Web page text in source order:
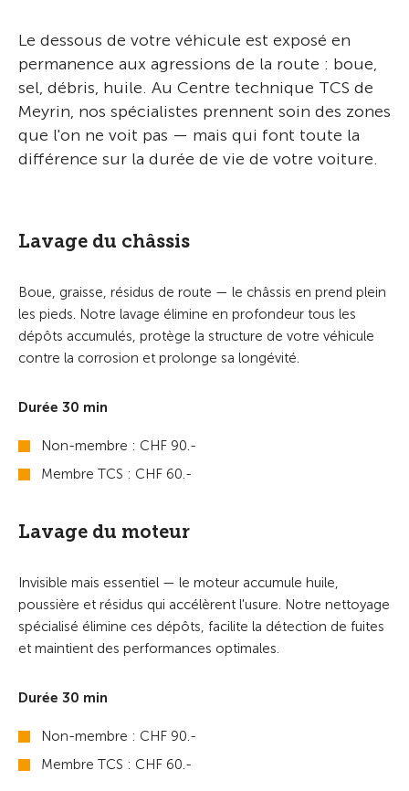
Le dessous de votre véhicule est exposé en
permanence aux agressions de la route : boue,
sel, débris, huile. Au Centre technique TCS de
Meyrin, nos spécialistes prennent soin des zones
que l'on ne voit pas — mais qui font toute la
différence sur la durée de vie de votre voiture.
Lavage du châssis
Boue, graisse, résidus de route — le châssis en prend plein
les pieds. Notre lavage élimine en profondeur tous les
dépôts accumulés, protège la structure de votre véhicule
contre la corrosion et prolonge sa longévité.
Durée 30 min
Non-membre : CHF 90.-
Membre TCS : CHF 60.-
Lavage du moteur
Invisible mais essentiel — le moteur accumule huile,
poussière et résidus qui accélèrent l'usure. Notre nettoyage
spécialisé élimine ces dépôts, facilite la détection de fuites
et maintient des performances optimales.
Durée 30 min
Non-membre : CHF 90.-
Membre TCS : CHF 60.-